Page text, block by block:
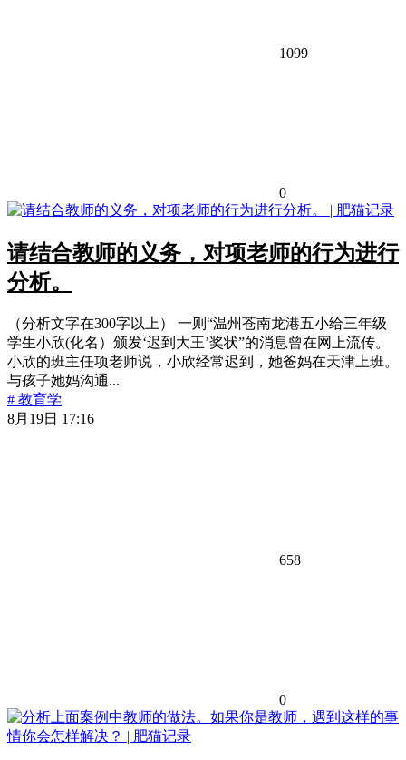
1099
0
请结合教师的义务，对项老师的行为进行
分析。
（分析文字在300字以上） 一则“温州苍南龙港五小给三年级
学生小欣(化名）颁发‘迟到大王’奖状”的消息曾在网上流传。
小欣的班主任项老师说，小欣经常迟到，她爸妈在天津上班。
与孩子她妈沟通...
# 教育学
8月19日 17:16
658
0